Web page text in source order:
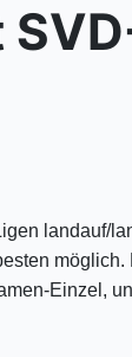
landauf/